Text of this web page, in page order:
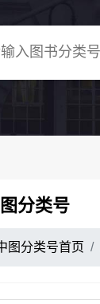
分类号
图分类号首页